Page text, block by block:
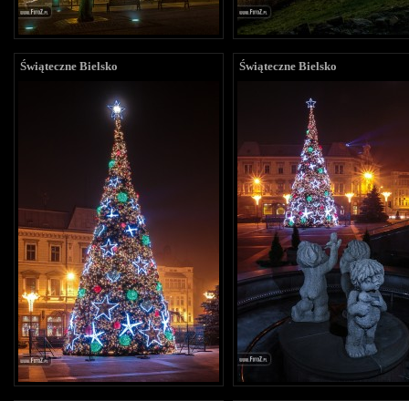
Świąteczne Bielsko Świąteczne Bielsko